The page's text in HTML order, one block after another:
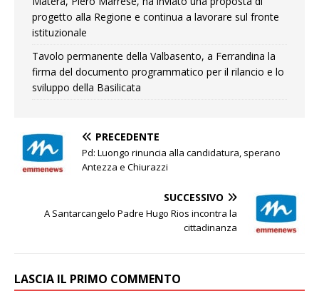
progetto alla Regione e continua a lavorare sul fronte
istituzionale
Tavolo permanente della Valbasento, a Ferrandina la
firma del documento programmatico per il rilancio e lo
sviluppo della Basilicata
PRECEDENTE
Pd: Luongo rinuncia alla candidatura, sperano
Antezza e Chiurazzi
SUCCESSIVO
A Santarcangelo Padre Hugo Rios incontra la
cittadinanza
LASCIA IL PRIMO COMMENTO